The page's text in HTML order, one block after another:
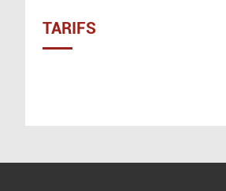
TARIFS